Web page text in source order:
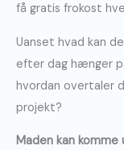
få gratis frokost
Uanset hvad kan
efter dag hænger
hvordan overtaler
projekt?
Maden kan komme